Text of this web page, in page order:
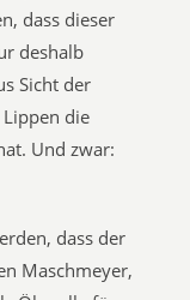
dass dieser
deshalb
Sicht der
die
Und zwar:
dass der
Maschmeyer,